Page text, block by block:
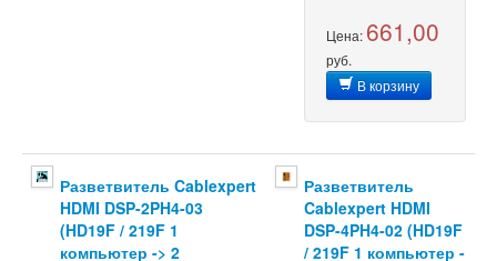
Цена: 661,00
руб.
В корзину
Разветвитель Cablexpert
HDMI DSP-2PH4-03
(HD19F / 219F 1
компьютер -> 2
Разветвитель
Cablexpert HDMI
DSP-4PH4-02 (HD19F
/ 219F 1 компьютер -